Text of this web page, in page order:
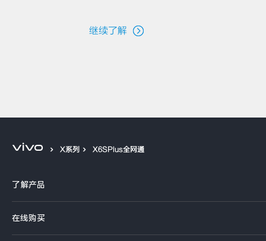
继续了解
X系列 X6SPlus全网通
了解产品
S系列
在线购买